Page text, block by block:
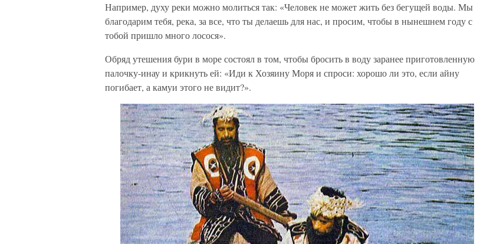
Например, духу реки можно молиться так: «Человек не может жить без бегущей воды. Мы
благодарим тебя, река, за все, что ты делаешь для нас, и просим, чтобы в нынешнем году с
тобой пришло много лосося».
Обряд утешения бури в море состоял в том, чтобы бросить в воду заранее приготовленную
палочку-инау и крикнуть ей: «Иди к Хозяину Моря и спроси: хорошо ли это, если айну
погибает, а камуи этого не видит?».